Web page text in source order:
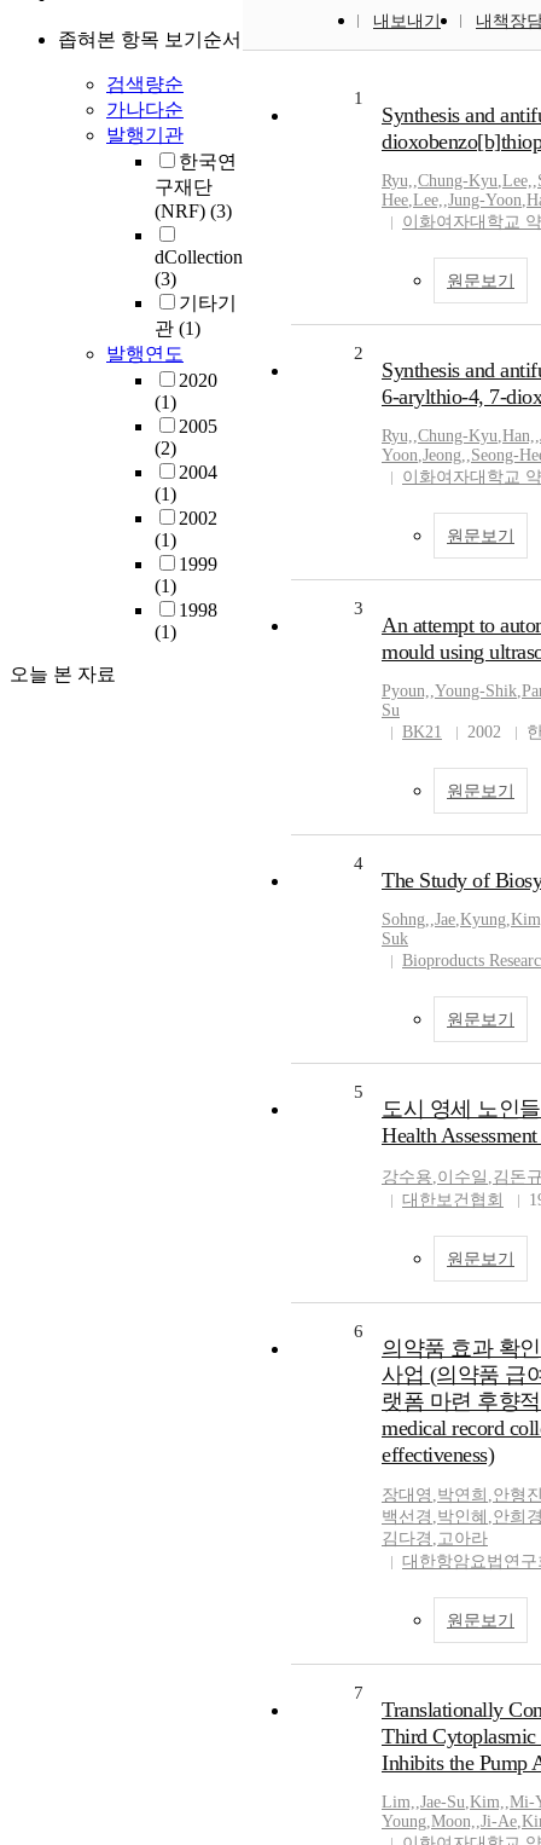
좁혀본 항목 보기순서
검색량순
가나다순
발행기관
한국연
구재단
(NRF) (3)
dCollection
(3)
기타기
관 (1)
발행연도
2020
(1)
2005
(2)
2004
(1)
2002
(1)
1999
(1)
1998
(1)
오늘 본 자료
내보내기 내책장
1
Synthesis and
Ryu,,Chung-Kyu,Lee,,
Hee,Lee,,Jung-Yoon,
이화여자대학교
원문보기
2
Synthesis and
6-arylthio-4, 7-
Ryu,,Chung-Kyu,Han,,
Yoon,Jeong,,Seong-
이화여자대학교
원문보기
3
An attempt to
mould using
Pyoun,,Young-Shik,
Su
BK21
2002
원문보기
4
The Study of
Sohng,,Jae,Kyung,
Suk
Bioproducts
원문보기
5
도시 영세 노인
Health
강수용,이수일 ,김돈
대한보건협회
원문보기
6
의약품 효과 확
사업 (의약품 급
랫폼 마련 후향적
medical record
effectiveness)
장대영 ,박연희 ,안형
백선경 ,박인혜 ,안희
김다경 ,고아라
대한항암요법연
원문보기
7
Translationally
Third Cytoplasmic
Inhibits the Pump
Lim,,Jae-Su,Kim,,Mi-
Young,Moon,,Ji-Ae,